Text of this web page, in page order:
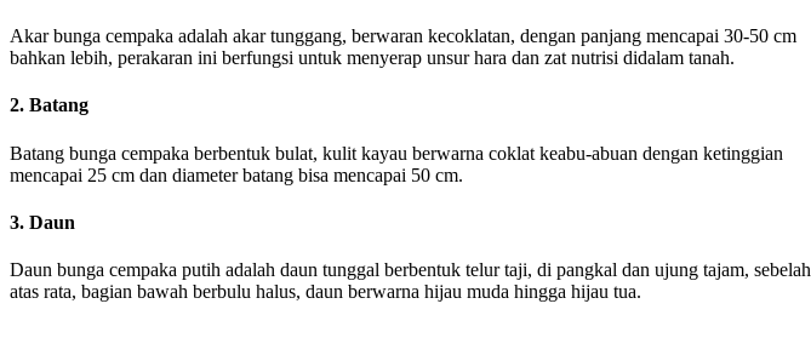
Akar bunga cempaka adalah akar tunggang, berwaran kecoklatan, dengan panjang mencapai 30-50 cm
bahkan lebih, perakaran ini berfungsi untuk menyerap unsur hara dan zat nutrisi didalam tanah.
2. Batang
Batang bunga cempaka berbentuk bulat, kulit kayau berwarna coklat keabu-abuan dengan ketinggian
mencapai 25 cm dan diameter batang bisa mencapai 50 cm.
3. Daun
Daun bunga cempaka putih adalah daun tunggal berbentuk telur taji, di pangkal dan ujung tajam, sebelah
atas rata, bagian bawah berbulu halus, daun berwarna hijau muda hingga hijau tua.